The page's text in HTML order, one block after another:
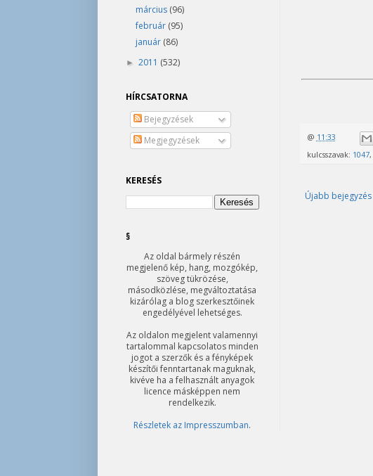
@ 11:33
kulcsszavak: 1047,
Újabb bejegyzés
március (96)
február (95)
január (86)
► 2011 (532)
HÍRCSATORNA
Bejegyzések
Megjegyzések
KERESÉS
§
Az oldal bármely részén
megjelenő kép, hang, mozgókép,
szöveg tükrözése,
másodközlése, megváltoztatása
kizárólag a blog szerkesztőinek
engedélyével lehetséges.
Az oldalon megjelent valamennyi
tartalommal kapcsolatos minden
jogot a szerzők és a fényképek
készítői fenntartanak maguknak,
kivéve ha a felhasznált anyagok
licence másképpen nem
rendelkezik.
Részletek az Impresszumban.